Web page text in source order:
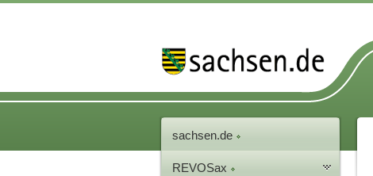
sachsen.de
REVOSax